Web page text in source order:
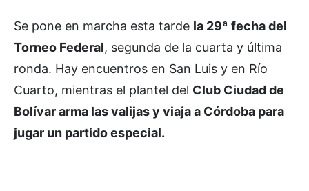
Se pone en marcha esta tarde la 29ª fecha del
Torneo Federal, segunda de la cuarta y última
ronda. Hay encuentros en San Luis y en Río
Cuarto, mientras el plantel del Club Ciudad de
Bolívar arma las valijas y viaja a Córdoba para
jugar un partido especial.